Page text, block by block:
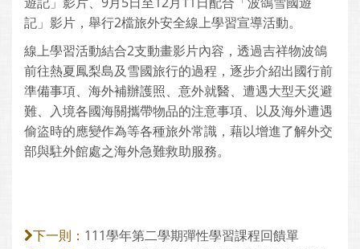
記」影片，舉行2檔旅外安全線上學習宣導活動。
線上學習活動結合2支動畫影片內容，透過吉祥物波鴿
前往熱夏鳳梨島及雪國旅行的過程，逐步介紹出國行前
準備事項、海外補辦護照、意外就醫、遭遇大型天災避
難、入境各國海關攜帶物品的注意事項、以及海外遭遇
偷盜時的應變作為等各種旅外常識，藉以增進了解外交
部與駐外館處之海外急難救助服務。
下一則： 111學年第二學期彈性學習課程回饋單